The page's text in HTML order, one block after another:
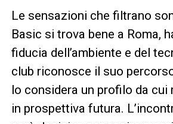
Le sensazioni che filtrano
Basic si trova bene a Roma,
fiducia dell’ambiente e del
club riconosce il suo
lo considera un profilo da cui
in prospettiva futura.